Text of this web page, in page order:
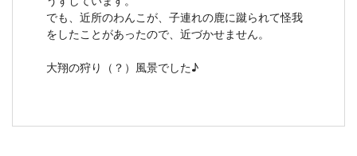
でも、近所のわんこが、子連れの鹿に蹴られて怪我
をしたことがあったので、近づかせません。
大翔の狩り（？）風景でした♪